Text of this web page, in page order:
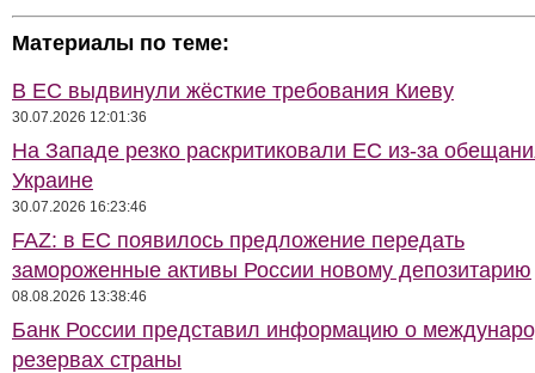
Материалы по теме:
В ЕС выдвинули жёсткие требования Киеву
30.07.2026 12:01:36
На Западе резко раскритиковали ЕС из-за
Украине
30.07.2026 16:23:46
FAZ: в ЕС появилось предложение передать
замороженные активы России новому депозитарию
08.08.2026 13:38:46
Банк России представил информацию о
резервах страны